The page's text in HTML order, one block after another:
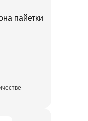
пайетки